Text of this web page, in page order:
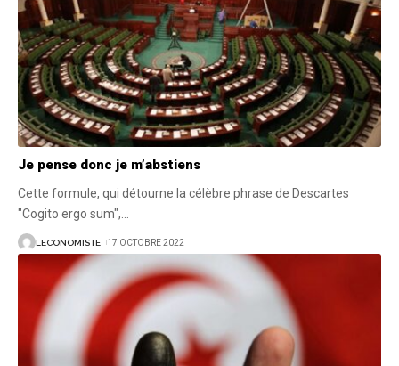
Je pense donc je m’abstiens
Cette formule, qui détourne la célèbre phrase de Descartes
"Cogito ergo sum",…
LECONOMISTE 17 OCTOBRE 2022